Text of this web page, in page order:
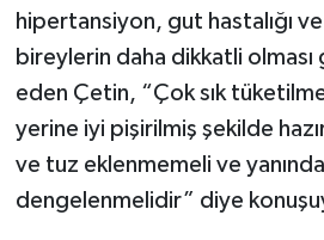
hipertansiyon, gut hastalığı
bireylerin daha dikkatli
eden Çetin, “Çok sık
yerine iyi pişirilmiş şekilde
ve tuz eklenmemeli ve
dengelenmelidir” diye